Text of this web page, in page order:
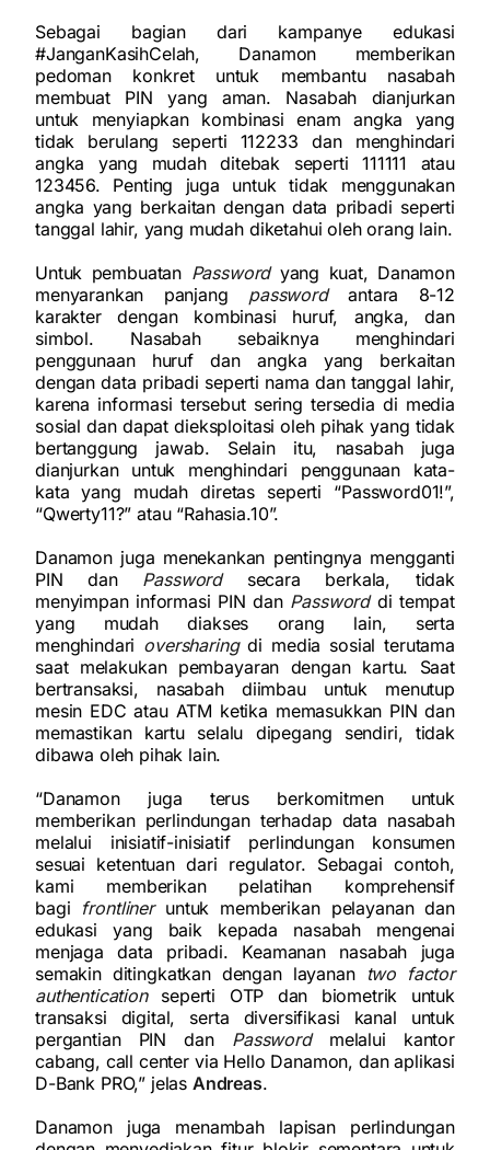
Sebagai bagian dari kampanye edukasi
#JanganKasihCelah, Danamon memberikan
pedoman konkret untuk membantu nasabah
membuat PIN yang aman. Nasabah dianjurkan
untuk menyiapkan kombinasi enam angka yang
tidak berulang seperti 112233 dan menghindari
angka yang mudah ditebak seperti 111111 atau
123456. Penting juga untuk tidak menggunakan
angka yang berkaitan dengan data pribadi seperti
tanggal lahir, yang mudah diketahui oleh orang lain.
Untuk pembuatan Password yang kuat, Danamon
menyarankan panjang passwordantara 8-12
karakter dengan kombinasi huruf, angka, dan
simbol. Nasabah sebaiknya menghindari
penggunaan huruf dan angka yang berkaitan
dengan data pribadi seperti nama dan tanggal lahir,
karena informasi tersebut sering tersedia di media
sosial dan dapat dieksploitasi oleh pihak yang tidak
bertanggung jawab. Selain itu, nasabah juga
dianjurkan untuk menghindari penggunaan kata-
kata yang mudah diretas seperti “Password01!”,
“Qwerty11?” atau “Rahasia.10”.
Danamon juga menekankan pentingnya mengganti
PIN dan Password secara berkala, tidak
menyimpan informasi PIN dan Password di tempat
yang mudah diakses orang lain, serta
menghindari oversharingdi media sosial terutama
saat melakukan pembayaran dengan kartu. Saat
bertransaksi, nasabah diimbau untuk menutup
mesin EDC atau ATM ketika memasukkan PIN dan
memastikan kartu selalu dipegang sendiri, tidak
dibawa oleh pihak lain.
“Danamon juga terus berkomitmen untuk
memberikan perlindungan terhadap data nasabah
melalui inisiatif-inisiatif perlindungan konsumen
sesuai ketentuan dari regulator. Sebagai contoh,
kami memberikan pelatihan komprehensif
bagi frontliner untuk memberikan pelayanan dan
edukasi yang baik kepada nasabah mengenai
menjaga data pribadi. Keamanan nasabah juga
semakin ditingkatkan dengan layanan two factor
authentication seperti OTP dan biometrik untuk
transaksi digital, serta diversifikasi kanal untuk
pergantian PIN dan Password melalui kantor
cabang, call center via Hello Danamon, dan aplikasi
D-Bank PRO,” jelas Andreas.
Danamon juga menambah lapisan perlindungan